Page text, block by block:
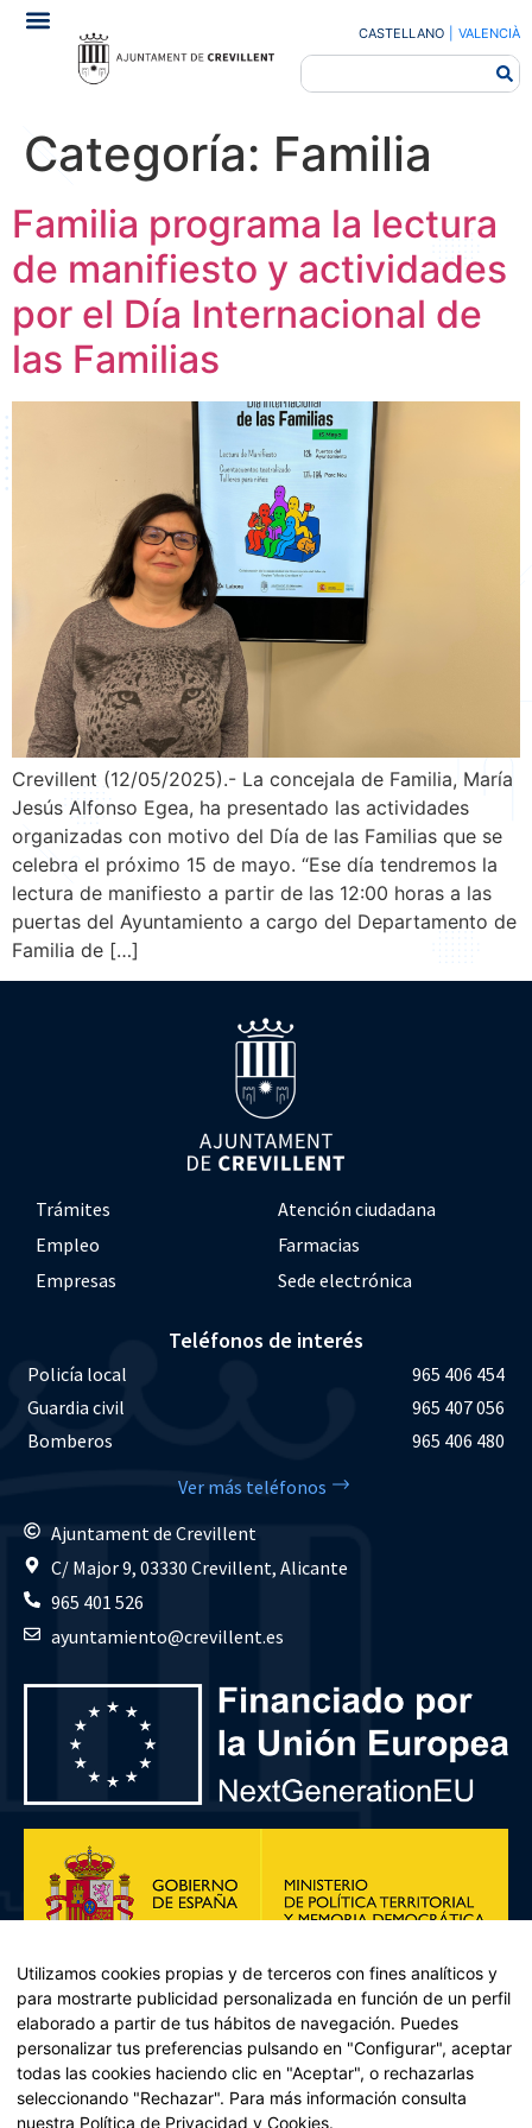
CASTELLANO VALENCIÀ
Categoría: Familia
Familia programa la lectura
de manifiesto y actividades
por el Día Internacional de
las Familias
Crevillent (12/05/2025).- La concejala de Familia, María
Jesús Alfonso Egea, ha presentado las actividades
organizadas con motivo del Día de las Familias que se
celebra el próximo 15 de mayo. “Ese día tendremos la
lectura de manifiesto a partir de las 12:00 horas a las
puertas del Ayuntamiento a cargo del Departamento de
Familia de […]
Trámites
Atención ciudadana
Empleo
Farmacias
Empresas
Sede electrónica
Teléfonos de interés
Policía local
965 406 454
Guardia civil
965 407 056
Bomberos
965 406 480
Ver más teléfonos
Ajuntament de Crevillent
C/ Major 9, 03330 Crevillent, Alicante
965 401 526
ayuntamiento@crevillent.es
Plan de Recuperación, Transformación y Resiliencia – Financiado por
Utilizamos cookies propias y de terceros con fines analíticos y
para mostrarte publicidad personalizada en función de un perfil
elaborado a partir de tus hábitos de navegación. Puedes
personalizar tus preferencias pulsando en "Configurar", aceptar
todas las cookies haciendo clic en "Aceptar", o rechazarlas
seleccionando "Rechazar". Para más información consulta
nuestra Política de Privacidad y Cookies.